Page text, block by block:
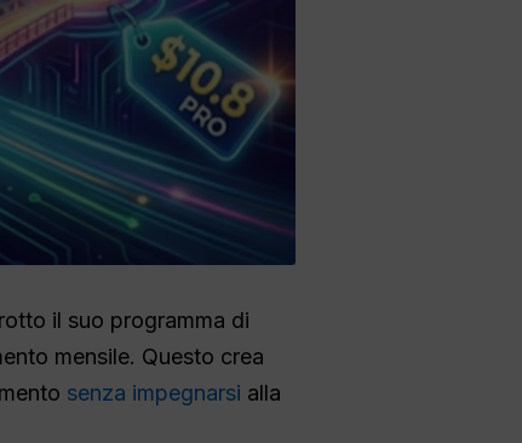
il suo programma di
mensile. Questo crea
senza impegnarsi alla